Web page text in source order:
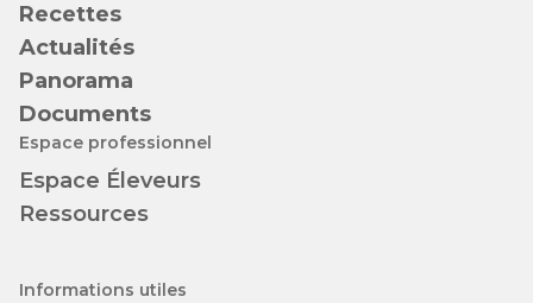
Recettes
Actualités
Panorama
Documents
Espace professionnel
Espace Éleveurs
Ressources
Informations utiles